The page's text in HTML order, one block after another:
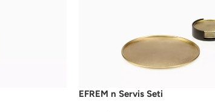
EFREM n Servis Seti